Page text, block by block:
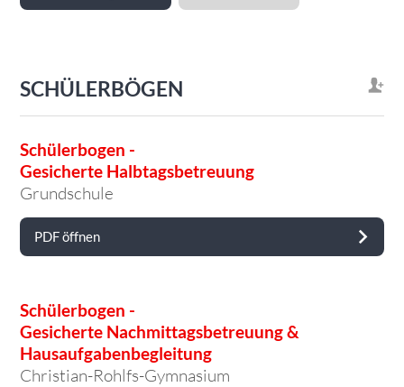
SCHÜLERBÖGEN
Schülerbogen -
Gesicherte Halbtagsbetreuung
Grundschule
PDF öffnen
Schülerbogen -
Gesicherte Nachmittagsbetreuung &
Hausaufgabenbegleitung
Christian-Rohlfs-Gymnasium